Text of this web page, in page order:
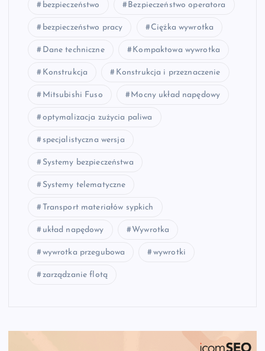
bezpieczeństwo Bezpieczeństwo operatora
bezpieczeństwo pracy Ciężka wywrotka
Dane techniczne Kompaktowa wywrotka
Konstrukcja Konstrukcja i przeznaczenie
Mitsubishi Fuso Mocny układ napędowy
optymalizacja zużycia paliwa
specjalistyczna wersja
Systemy bezpieczeństwa
Systemy telematyczne
Transport materiałów sypkich
układ napędowy Wywrotka
wywrotka przegubowa wywrotki
zarządzanie flotą